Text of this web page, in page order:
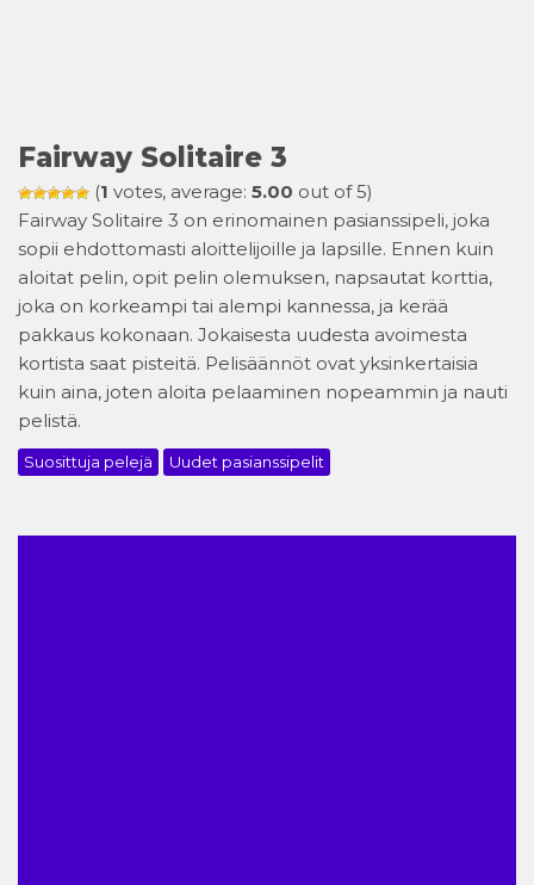
Fairway Solitaire 3
(1 votes, average: 5.00 out of 5)
Fairway Solitaire 3 on erinomainen pasianssipeli, joka
sopii ehdottomasti aloittelijoille ja lapsille. Ennen kuin
aloitat pelin, opit pelin olemuksen, napsautat korttia,
joka on korkeampi tai alempi kannessa, ja kerää
pakkaus kokonaan. Jokaisesta uudesta avoimesta
kortista saat pisteitä. Pelisäännöt ovat yksinkertaisia
kuin aina, joten aloita pelaaminen nopeammin ja nauti
pelistä.
Suosittuja pelejä Uudet pasianssipelit